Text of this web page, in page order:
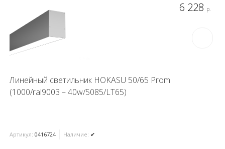
Линейный светильник HOKASU 50/65 Prom
(1000/ral9003 – 40w/5085/LT65)
Артикул: 0416724 Наличие: ✔
6 228 р.